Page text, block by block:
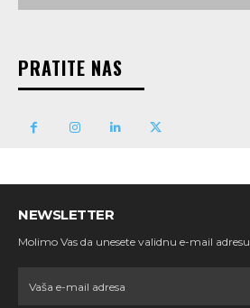
PRATITE NAS
NEWSLETTER
Molimo Vas da unesete validnu e-mail adresu